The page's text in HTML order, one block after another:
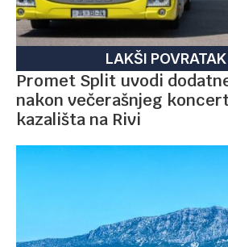
LAKŠI
Promet Split uvodi
nakon večerašnjeg
kazališta na Rivi